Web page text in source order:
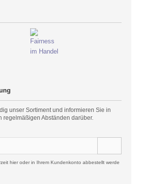
unser Sortiment und informieren Sie in
regelmäßigen Abständen darüber.
hier oder in Ihrem Kundenkonto abbestellt werde